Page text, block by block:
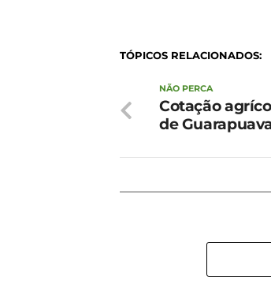
TÓPICOS RELACIONADOS:
NÃO PERCA
Cotação
de